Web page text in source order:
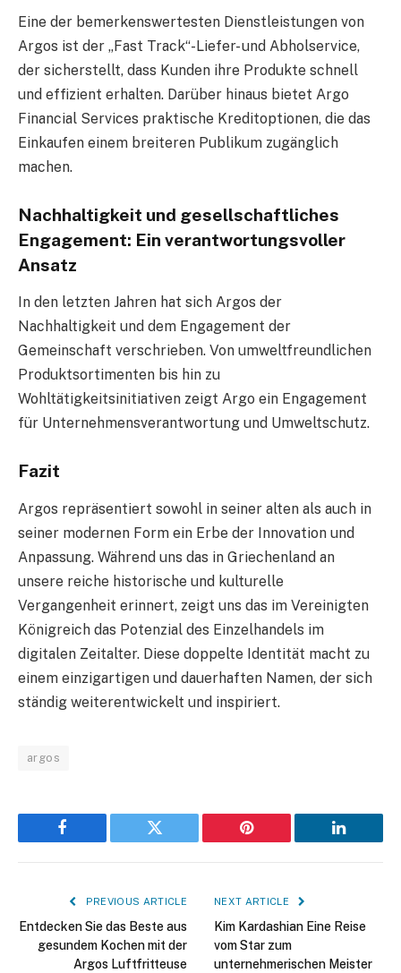
Eine der bemerkenswertesten Dienstleistungen von
Argos ist der „Fast Track“-Liefer- und Abholservice,
der sicherstellt, dass Kunden ihre Produkte schnell
und effizient erhalten. Darüber hinaus bietet Argo
Financial Services praktische Kreditoptionen, die das
Einkaufen einem breiteren Publikum zugänglich
machen.
Nachhaltigkeit und gesellschaftliches
Engagement: Ein verantwortungsvoller
Ansatz
In den letzten Jahren hat sich Argos der
Nachhaltigkeit und dem Engagement der
Gemeinschaft verschrieben. Von umweltfreundlichen
Produktsortimenten bis hin zu
Wohltätigkeitsinitiativen zeigt Argo ein Engagement
für Unternehmensverantwortung und Umweltschutz.
Fazit
Argos repräsentiert sowohl in seiner alten als auch in
seiner modernen Form ein Erbe der Innovation und
Anpassung. Während uns das in Griechenland an
unsere reiche historische und kulturelle
Vergangenheit erinnert, zeigt uns das im Vereinigten
Königreich das Potenzial des Einzelhandels im
digitalen Zeitalter. Diese doppelte Identität macht zu
einem einzigartigen und dauerhaften Namen, der sich
ständig weiterentwickelt und inspiriert.
argos
Facebook Twitter Pinterest LinkedIn
PREVIOUS ARTICLE
Entdecken Sie das Beste aus
gesundem Kochen mit der
Argos Luftfritteuse
NEXT ARTICLE
Kim Kardashian Eine Reise
vom Star zum
unternehmerischen Meister